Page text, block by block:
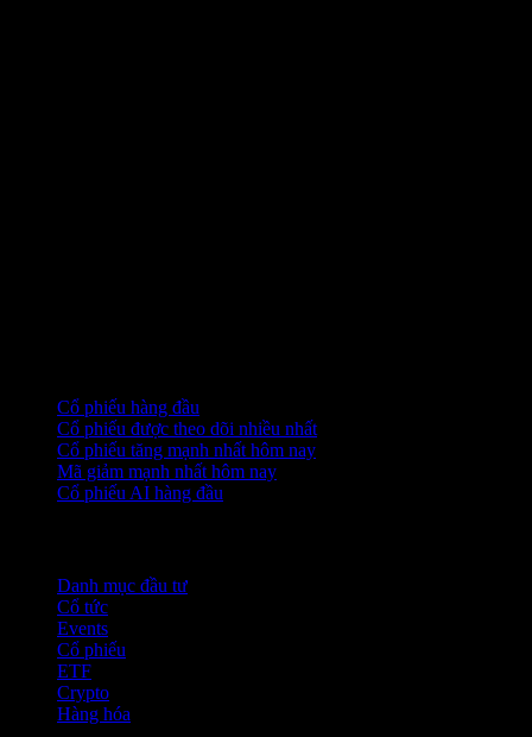
Cổ phiếu hàng đầu
Cổ phiếu được theo dõi nhiều nhất
Cổ phiếu tăng mạnh nhất hôm nay
Mã giảm mạnh nhất hôm nay
Cổ phiếu AI hàng đầu
Danh mục đầu tư
Cổ tức
Events
Cổ phiếu
ETF
Crypto
Hàng hóa